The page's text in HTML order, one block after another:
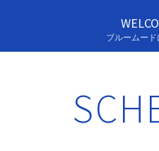
ブルームード